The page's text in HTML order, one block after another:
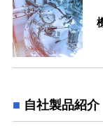
自社製品紹介